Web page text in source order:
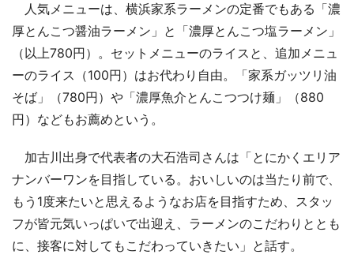
人気メニューは、横浜家系ラーメンの定番でもある「濃
厚とんこつ醤油ラーメン」と「濃厚とんこつ塩ラーメン」
（以上780円）。セットメニューのライスと、追加メニュ
ーのライス（100円）はお代わり自由。「家系ガッツリ油
そば」（780円）や「濃厚魚介とんこつつけ麺」（880
円）などもお薦めという。
加古川出身で代表者の大石浩司さんは「とにかくエリア
ナンバーワンを目指している。おいしいのは当たり前で、
もう1度来たいと思えるようなお店を目指すため、スタッ
フが皆元気いっぱいで出迎え、ラーメンのこだわりととも
に、接客に対してもこだわっていきたい」と話す。